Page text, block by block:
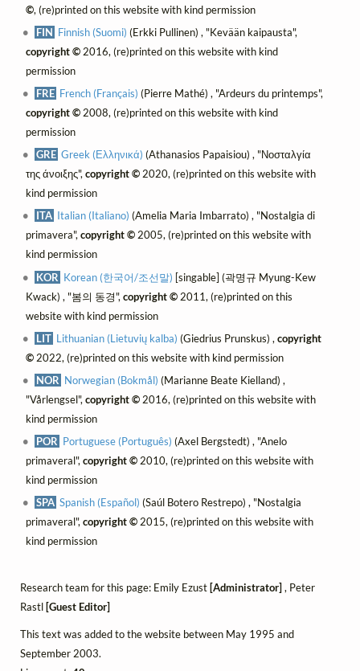
©, (re)printed on this website with kind permission
FIN Finnish (Suomi) (Erkki Pullinen) , "Kevään kaipausta",
copyright ©2016, (re)printed on this website with kind
permission
FRE French (Français) (Pierre Mathé) , "Ardeurs du printemps",
copyright ©2008, (re)printed on this website with kind
permission
GRE Greek (Ελληνικά) (Athanasios Papaisiou) , "Νοσταλγία
της άνοιξης",copyright ©2020, (re)printed on this website with
kind permission
ITA Italian (Italiano) (Amelia Maria Imbarrato) , "Nostalgia di
primavera",copyright ©2005, (re)printed on this website with
kind permission
KOR Korean (한국어/조선말) [singable] (곽명규 Myung-Kew
Kwack) , "봄의 동경", copyright ©2011, (re)printed on this
website with kind permission
LIT Lithuanian (Lietuvių kalba) (Giedrius Prunskus) ,copyright
©2022, (re)printed on this website with kind permission
NOR Norwegian (Bokmål) (Marianne Beate Kielland) ,
"Vårlengsel", copyright ©2016, (re)printed on this website with
kind permission
POR Portuguese (Português) (Axel Bergstedt) , "Anelo
primaveral", copyright ©2010, (re)printed on this website with
kind permission
SPA Spanish (Español) (Saúl Botero Restrepo) , "Nostalgia
primaveral", copyright ©2015, (re)printed on this website with
kind permission
Research team for this page: Emily Ezust [Administrator] , Peter
Rastl [Guest Editor]
This text was added to the website between May 1995 and
September 2003.